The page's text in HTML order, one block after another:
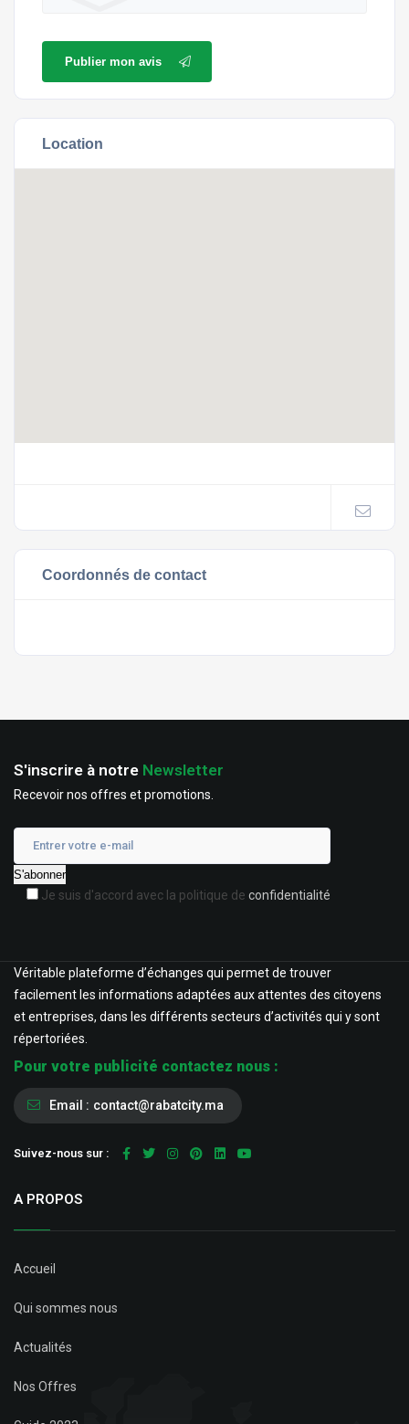
Publier mon avis
Location
Coordonnés de contact
S'inscrire à notre Newsletter
Recevoir nos offres et promotions.
Je suis d'accord avec la politique de confidentialité
Véritable plateforme d’échanges qui permet de trouver
facilement les informations adaptées aux attentes des citoyens
et entreprises, dans les différents secteurs d’activités qui y sont
répertoriées.
Pour votre publicité contactez nous :
Email : contact@rabatcity.ma
Suivez-nous sur :
A PROPOS
Accueil
Qui sommes nous
Actualités
Nos Offres